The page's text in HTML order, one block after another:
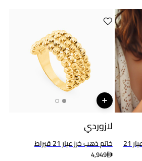
أسورة بسلسلة ذهب زهرة عيار 21
لازوردي
خاتم ذهب خرز عيار 21 قيراط
4,949